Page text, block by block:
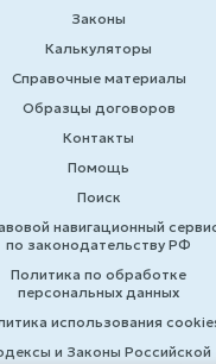
Законы
Калькуляторы
Справочные материалы
Образцы договоров
Контакты
Помощь
Поиск
навигационный
по законодательству РФ
Политика по обработке
персональных данных
использования
и Законы Российской